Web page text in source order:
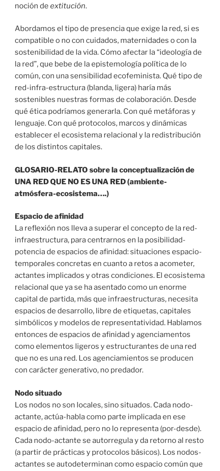
noción de extitución.
Abordamos el tipo de presencia que exige la red, si es
compatible o no con cuidados, maternidades o con la
sostenibilidad de la vida. Cómo afectar la “ideología de
la red”, que bebe de la epistemología política de lo
común, con una sensibilidad ecofeminista. Qué tipo de
red-infra-estructura (blanda, ligera) haría más
sostenibles nuestras formas de colaboración. Desde
qué ética podríamos generarla. Con qué metáforas y
lenguaje. Con qué protocolos, marcos y dinámicas
establecer el ecosistema relacional y la redistribución
de los distintos capitales.
GLOSARIO-RELATO sobre la conceptualización de
UNA RED QUE NO ES UNA RED (ambiente-
atmósfera-ecosistema….)
Espacio de afinidad
La reflexión nos lleva a superar el concepto de la red-
infraestructura, para centrarnos en la posibilidad-
potencia de espacios de afinidad: situaciones espacio-
temporales concretas en cuanto a retos a acometer,
actantes implicados y otras condiciones. El ecosistema
relacional que ya se ha asentado como un enorme
capital de partida, más que infraestructuras, necesita
espacios de desarrollo, libre de etiquetas, capitales
simbólicos y modelos de representatividad. Hablamos
entonces de espacios de afinidad y agenciamentos
como elementos ligeros y estructurantes de una red
que no es una red. Los agenciamientos se producen
con carácter generativo, no predador.
Nodo situado
Los nodos no son locales, sino situados. Cada nodo-
actante, actúa-habla como parte implicada en ese
espacio de afinidad, pero no lo representa (por-desde).
Cada nodo-actante se autorregula y da retorno al resto
(a partir de prácticas y protocolos básicos). Los nodos-
actantes se autodeterminan como espacio común que